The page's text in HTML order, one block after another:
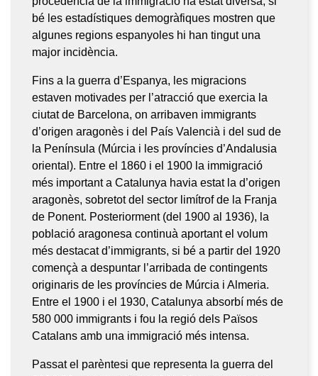
bé les estadístiques demogràfiques mostren que
algunes regions espanyoles hi han tingut una
major incidència.
Fins a la guerra d’Espanya, les migracions
estaven motivades per l’atracció que exercia la
ciutat de Barcelona, on arribaven immigrants
d’origen aragonès i del País Valencià i del sud de
la Península (Múrcia i les províncies d’Andalusia
oriental). Entre el 1860 i el 1900 la immigració
més important a Catalunya havia estat la d’origen
aragonès, sobretot del sector limítrof de la Franja
de Ponent. Posteriorment (del 1900 al 1936), la
població aragonesa continuà aportant el volum
més destacat d’immigrants, si bé a partir del 1920
començà a despuntar l’arribada de contingents
originaris de les províncies de Múrcia i Almeria.
Entre el 1900 i el 1930, Catalunya absorbí més de
580 000 immigrants i fou la regió dels Països
Catalans amb una immigració més intensa.
Passat el parèntesi que representa la guerra del